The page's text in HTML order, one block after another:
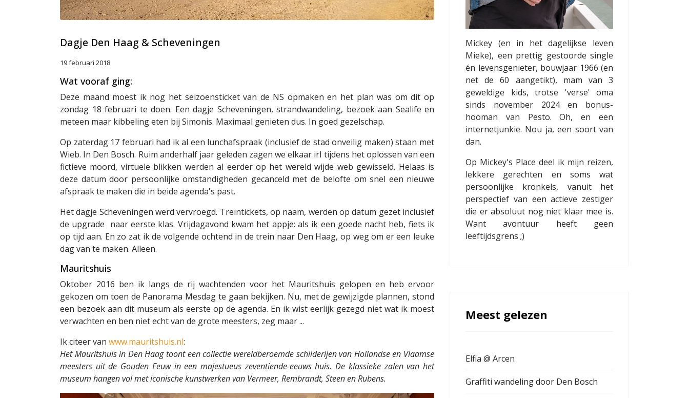
Dagje Den Haag & Scheveningen
19 februari 2018
Wat vooraf ging:
Deze maand moest ik nog het seizoensticket van de NS opmaken en het plan was om dit op
zondag 18 februari te doen. Een dagje Scheveningen, strandwandeling, bezoek aan Sealife en
meteen maar kibbeling eten bij Simonis. Maximaal genieten dus. In goed gezelschap.
Op zaterdag 17 februari had ik al een lunchafspraak (inclusief de stad onveilig maken) staan met
Wieb. In Den Bosch. Ruim anderhalf jaar geleden zagen we elkaar irl tijdens het oplossen van een
fictieve moord, virtuele blikken werden al eerder op het wereld wijde web gewisseld. Helaas is
deze datum door persoonlijke omstandigheden gecanceld met de belofte om snel een nieuwe
afspraak te maken die in beide agenda's past.
Het dagje Scheveningen werd vervroegd. Treintickets, op naam, werden op datum gezet inclusief
de upgrade naar eerste klas. Vrijdagavond kwam het appje: als ik een goede nacht heb, fiets ik
op tijd aan. En zo zat ik de volgende ochtend in de trein naar Den Haag, op weg om er een leuke
dag van te maken. Alleen.
Mauritshuis
Oktober 2016 ben ik langs de rij wachtenden voor het Mauritshuis gelopen en heb ervoor
gekozen om toen de Panorama Mesdag te gaan bekijken. Nu, met de gewijzigde plannen, stond
een bezoek aan dit museum als eerste op de agenda. En ik wist eerlijk gezegd niet wat ik moest
verwachten en ben niet echt van de grote meesters, zeg maar ...
Ik citeer van www.mauritshuis.nl:
Het Mauritshuis in Den Haag toont een collectie wereldberoemde schilderijen van Hollandse en Vlaamse
meesters uit de Gouden Eeuw in een majestueus zeventiende-eeuws huis. De klassieke zalen van het
museum hangen vol met iconische kunstwerken van Vermeer, Rembrandt, Steen en Rubens.
Mickey (en in het dagelijkse leven
Mieke), een prettig gestoorde single
én levensgenieter, bouwjaar 1966 (en
net de 60 aangetikt), mam van 3
geweldige kids, trotse 'verse' oma
sinds november 2024 en bonus-
hooman van Pesto. Oh, en een
internetjunkie. Nou ja, een soort van
dan.
Op Mickey's Place deel ik mijn reizen,
lekkere gerechten en soms wat
persoonlijke kronkels, vanuit het
perspectief van een actieve zestiger
die er absoluut nog niet klaar mee is.
Want avontuur heeft geen
leeftijdsgrens ;)
Meest gelezen
Elfia @ Arcen
Graffiti wandeling door Den Bosch